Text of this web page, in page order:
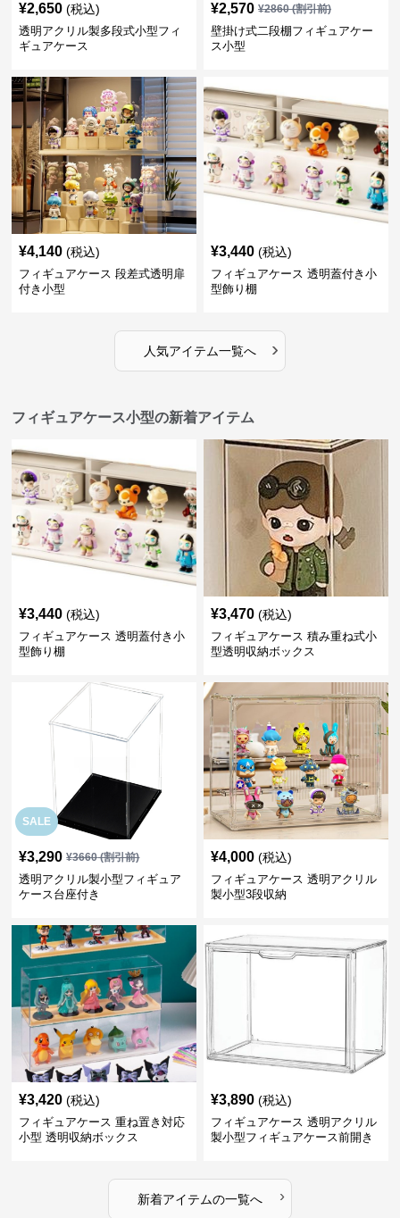
¥2,650 (税込)
透明アクリル製多段式小型フィ
ギュアケース
¥2,570 ¥2860(割引前)
壁掛け式二段棚フィギュアケー
ス小型
¥4,140 (税込)
フィギュアケース 段差式透明扉
付き小型
¥3,440 (税込)
フィギュアケース 透明蓋付き小
型飾り棚
人気アイテム一覧へ ›
フィギュアケース小型の新着アイテム
¥3,440 (税込)
フィギュアケース 透明蓋付き小
型飾り棚
¥3,470 (税込)
フィギュアケース 積み重ね式小
型透明収納ボックス
SALE
¥3,290 ¥3660(割引前)
透明アクリル製小型フィギュア
ケース台座付き
¥4,000 (税込)
フィギュアケース 透明アクリル
製小型3段収納
¥3,420 (税込)
フィギュアケース 重ね置き対応
小型 透明収納ボックス
¥3,890 (税込)
フィギュアケース 透明アクリル
製小型フィギュアケース前開き
新着アイテムの一覧へ ›